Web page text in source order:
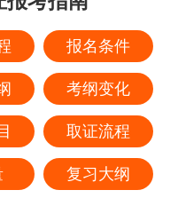
报名条件
考纲变化
取证流程
复习大纲